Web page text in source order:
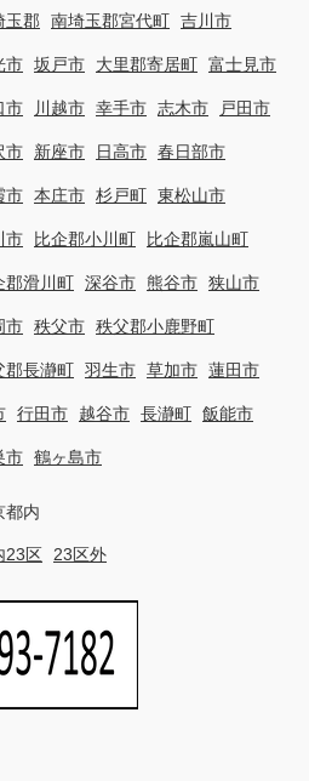
玉郡 南埼玉郡宮代町 吉川市
市 坂戸市 大里郡寄居町 富士見市
市 川越市 幸手市 志木市 戸田市
市 新座市 日高市 春日部市
市 本庄市 杉戸町 東松山市
市 比企郡小川町 比企郡嵐山町
郡滑川町 深谷市 熊谷市 狭山市
市 秩父市 秩父郡小鹿野町
郡長瀞町 羽生市 草加市 蓮田市
行田市 越谷市 長瀞町 飯能市
市 鶴ヶ島市
都内
23区 23区外